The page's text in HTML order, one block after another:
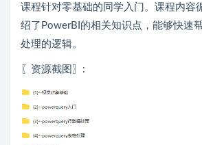
课程针对零基础的同学入门。课程内容
绍了PowerBI的相关知识点，能够快速
处理的逻辑。
〖资源截图〗: